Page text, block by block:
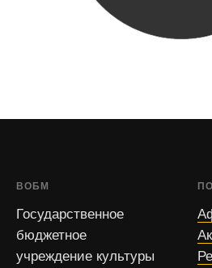
ВОБМ
Государственное
бюджетное
учреждение культуры